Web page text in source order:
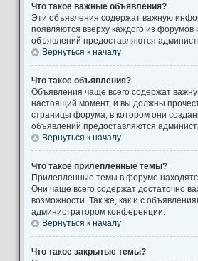
Что такое важные объявления?
Эти объявления содержат важную
появляются вверху каждого из
объявлений предоставляются
Вернуться к началу
Что такое объявления?
Объявления чаще всего содержат
настоящий момент, и вы должны
страницы форума, в котором они
объявлений предоставляются
Вернуться к началу
Что такое прилепленные темы?
Прилепленные темы в форуме
Они чаще всего содержат достаточно
возможности. Так же, как и с
администратором конференции.
Вернуться к началу
Что такое закрытые темы?